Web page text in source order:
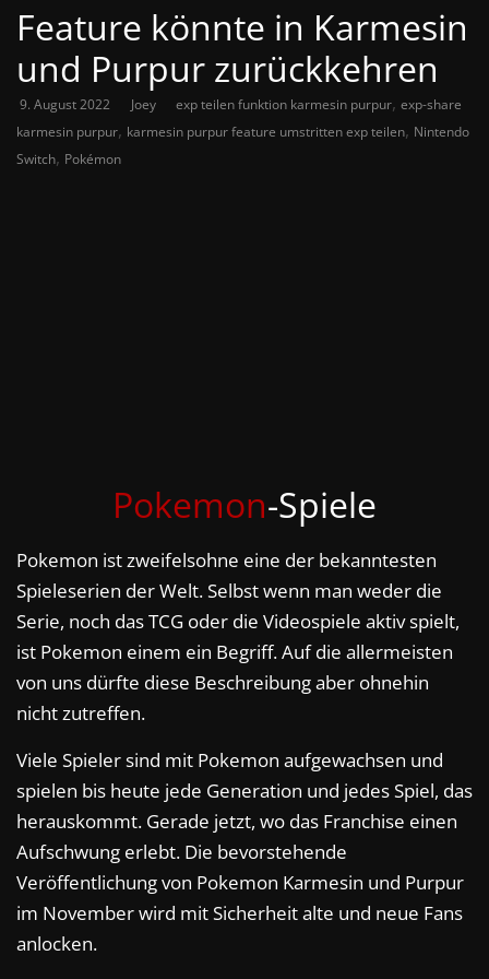
Feature könnte in Karmesin
und Purpur zurückkehren
9. August 2022 Joey exp teilen funktion karmesin purpur, exp-share
karmesin purpur, karmesin purpur feature umstritten exp teilen, Nintendo
Switch, Pokémon
Pokemon-Spiele
Pokemon ist zweifelsohne eine der bekanntesten
Spieleserien der Welt. Selbst wenn man weder die
Serie, noch das TCG oder die Videospiele aktiv spielt,
ist Pokemon einem ein Begriff. Auf die allermeisten
von uns dürfte diese Beschreibung aber ohnehin
nicht zutreffen.
Viele Spieler sind mit Pokemon aufgewachsen und
spielen bis heute jede Generation und jedes Spiel, das
herauskommt. Gerade jetzt, wo das Franchise einen
Aufschwung erlebt. Die bevorstehende
Veröffentlichung von Pokemon Karmesin und Purpur
im November wird mit Sicherheit alte und neue Fans
anlocken.